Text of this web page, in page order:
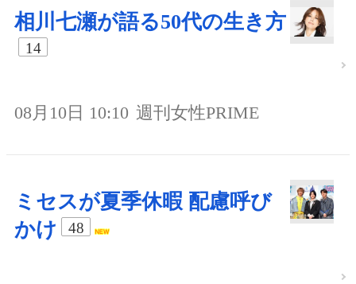
相川七瀬が語る50代の生き方
14
08月10日 10:10 週刊女性PRIME
ミセスが夏季休暇 配慮呼び
かけ
48